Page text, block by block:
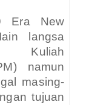
Era New
langsa
Kuliah
namun
masing-
tujuan